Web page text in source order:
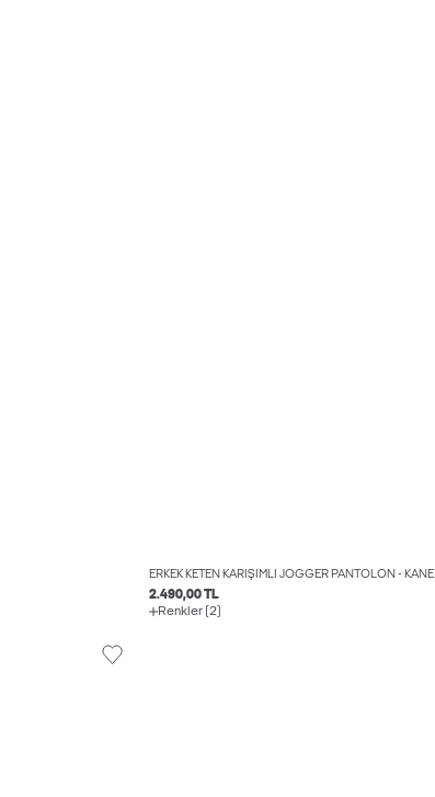
ERKEK KETEN KARIŞIMLI JOGGER PANTOLON - KANE
2.490,00 TL
Renkler (2)